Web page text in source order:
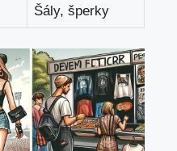
Šály, šperky